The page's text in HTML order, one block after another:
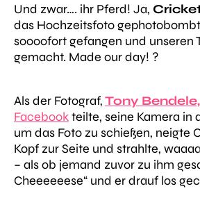
Und zwar…. ihr Pferd! Ja,
das Hochzeitsfoto
soooofort gefangen und unseren
gemacht. Made our day! ?
Als der Fotograf,Tony Bendele,
Facebookteilte, seine Kamera in
um das Foto zu schießen, neigte
Kopf zur Seite und strahlte,
– als ob jemand zuvor zu ihm
Cheeeeeese“ und er drauf los